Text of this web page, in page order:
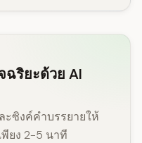
ริยะด้วย AI
ะซิงค์คำบรรยายให้
ยง 2-5 นาที